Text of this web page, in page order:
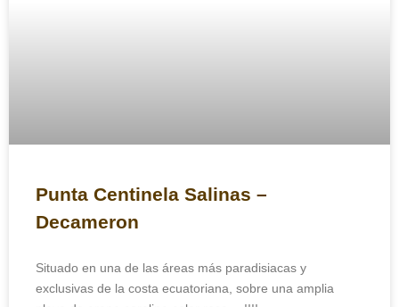
Punta Centinela Salinas –
Decameron
Situado en una de las áreas más paradisiacas y
exclusivas de la costa ecuatoriana, sobre una amplia
Planifica tus próximas
vacaciones